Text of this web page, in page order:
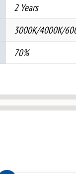
2 Years
3000K/4000K/
70%